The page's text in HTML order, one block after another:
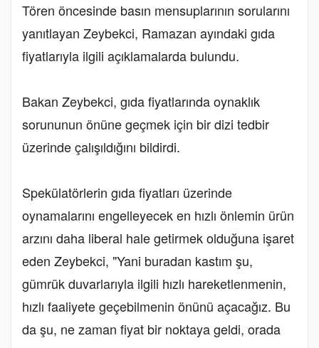
Tören öncesinde basın mensuplarının sorularını
yanıtlayan Zeybekci, Ramazan ayındaki gıda
fiyatlarıyla ilgili açıklamalarda bulundu.
Bakan Zeybekci, gıda fiyatlarında oynaklık
sorununun önüne geçmek için bir dizi tedbir
üzerinde çalışıldığını bildirdi.
Spekülatörlerin gıda fiyatları üzerinde
oynamalarını engelleyecek en hızlı önlemin ürün
arzını daha liberal hale getirmek olduğuna işaret
eden Zeybekci, "Yani buradan kastım şu,
gümrük duvarlarıyla ilgili hızlı hareketlenmenin,
hızlı faaliyete geçebilmenin önünü açacağız. Bu
da şu, ne zaman fiyat bir noktaya geldi, orada